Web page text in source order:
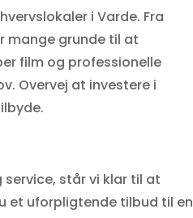
i Varde. Fra
mange grunde til at
film og professionelle
Overvej at investere i
service, står vi klar til at
et uforpligtende tilbud til en